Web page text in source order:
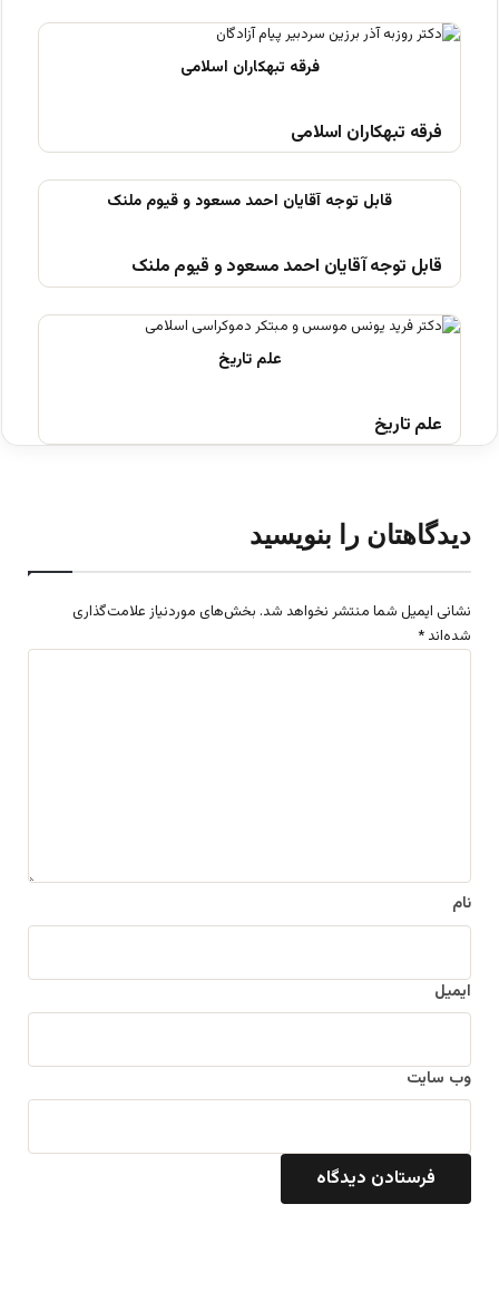
فرقه تبهکاران اسلامی
قابل توجه آقایان احمد مسعود و قیوم ملنک
علم تاریخ
دیدگاهتان را بنویسید
نشانی ایمیل شما منتشر نخواهد شد. بخش‌های موردنیاز علامت‌گذاری
شده‌اند *
نام
ایمیل
وب‌ سایت